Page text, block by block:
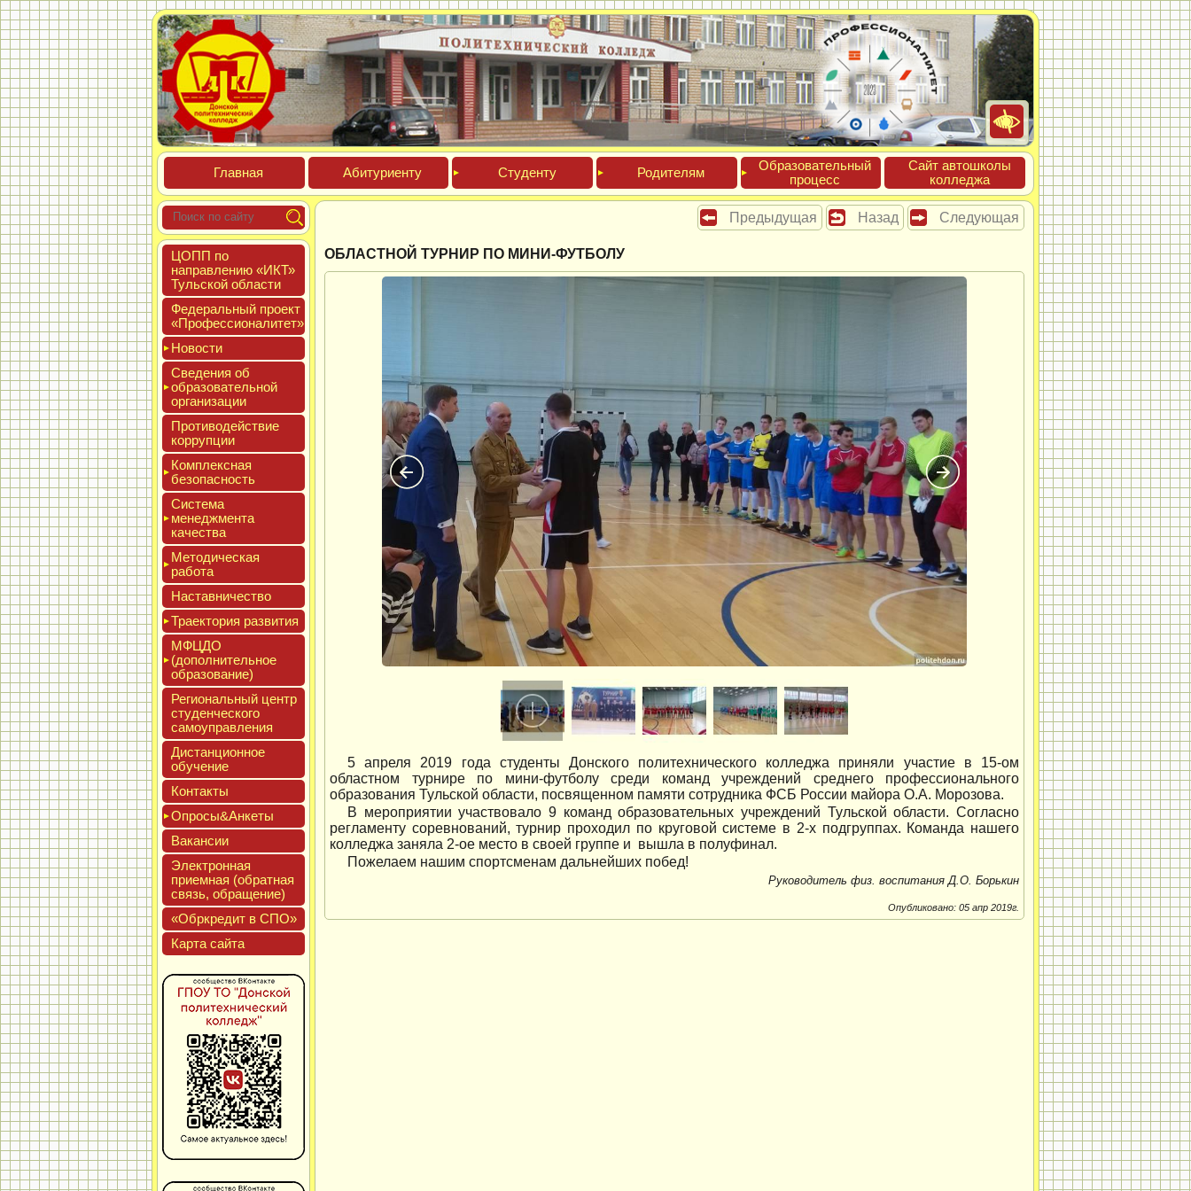
Глав­ная Аби­тури­ен­ту Сту­ден­ту Роди­телям
Обра­зова­тель­ный
про­цесс
Сайт ав­тошко­лы
кол­леджа
ЦОПП по
нап­равле­нию «ИКТ»
Туль­ской об­ласти
Феде­раль­ный про­ект
«Про­фес­си­она­литет»
Новос­ти
Све­дения об
об­ра­зова­тель­ной
ор­га­низа­ции
Про­тиво­дей­ствие
кор­рупции
Ком­плексная
бе­зопас­ность
Сис­те­ма
ме­нед­жмен­та
ка­чес­тва
Мето­дичес­кая
ра­бота
Нас­тавни­чес­тво
Тра­ек­то­рия раз­ви­тия
МФЦДО
(до­пол­ни­тель­ное
об­ра­зова­ние)
Реги­ональ­ный центр
сту­ден­ческо­го
са­мо­уп­равле­ния
Дис­танци­он­ное
обу­чение
Кон­такты
Опро­сы&Анке­ты
Вакан­сии
Элек­трон­ная
при­ем­ная (об­ратная
связь, об­ра­щение)
«Обркре­дит в СПО»
Кар­та сай­та
Предыдущая Назад Следующая
ОБЛАСТНОЙ ТУРНИР ПО МИНИ-ФУТБОЛУ
5 апреля 2019 года студенты Донского политехнического колледжа приняли участие в 15-ом
областном турнире по мини-футболу среди команд учреждений среднего профессионального
образования Тульской области, посвященном памяти сотрудника ФСБ России майора О.А. Морозова.
В мероприятии участвовало 9 команд образовательных учреждений Тульской области. Согласно
регламенту соревнований, турнир проходил по круговой системе в 2-х подгруппах. Команда нашего
колледжа заняла 2-ое место в своей группе и вышла в полуфинал.
Пожелаем нашим спортсменам дальнейших побед!
Руководитель физ. воспитания Д.О. Борькин
Опубликовано: 05 апр 2019г.